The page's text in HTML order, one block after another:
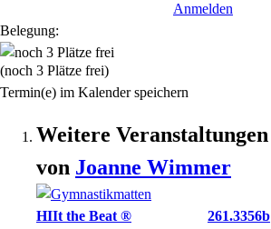
Anmelden
Belegung:
(noch 3 Plätze frei)
Termin(e) im Kalender speichern
Weitere Veranstaltungen
von Joanne Wimmer
HIIt the Beat ®
261.3356b